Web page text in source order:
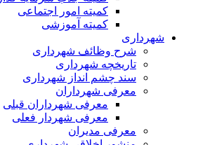
کمیته امور اجتماعی
کمیته آموزشی
شهرداری
شرح وظائف شهرداری
تاریخچه شهرداری
سند چشم انداز شهرداری
معرفی شهرداران
معرفی شهرداران قبلی
معرفی شهردار فعلی
معرفی مدیران